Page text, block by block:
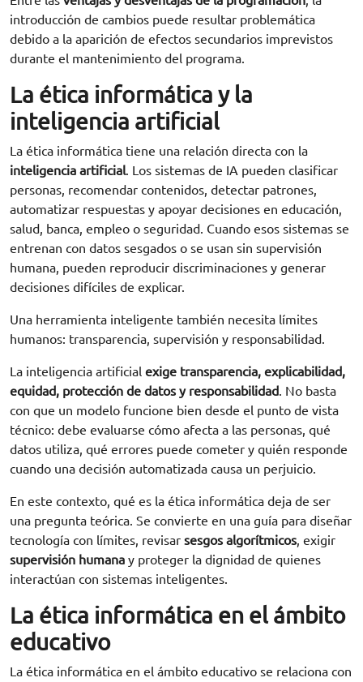
introducción de cambios puede resultar problemática
debido a la aparición de efectos secundarios imprevistos
durante el mantenimiento del programa.
La ética informática y la
inteligencia artificial
La ética informática tiene una relación directa con la
inteligencia artificial. Los sistemas de IA pueden clasificar
personas, recomendar contenidos, detectar patrones,
automatizar respuestas y apoyar decisiones en educación,
salud, banca, empleo o seguridad. Cuando esos sistemas se
entrenan con datos sesgados o se usan sin supervisión
humana, pueden reproducir discriminaciones y generar
decisiones difíciles de explicar.
Una herramienta inteligente también necesita límites
humanos: transparencia, supervisión y responsabilidad.
La inteligencia artificial exige transparencia, explicabilidad,
equidad, protección de datos y responsabilidad. No basta
con que un modelo funcione bien desde el punto de vista
técnico: debe evaluarse cómo afecta a las personas, qué
datos utiliza, qué errores puede cometer y quién responde
cuando una decisión automatizada causa un perjuicio.
En este contexto, qué es la ética informática deja de ser
una pregunta teórica. Se convierte en una guía para diseñar
tecnología con límites, revisar sesgos algorítmicos, exigir
supervisión humana y proteger la dignidad de quienes
interactúan con sistemas inteligentes.
La ética informática en el ámbito
educativo
La ética informática en el ámbito educativo se relaciona con